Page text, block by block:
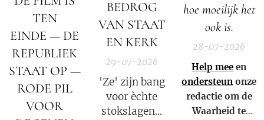
TEN
EINDE — DE
REPUBLIEK
STAAT OP —
RODE PIL
VOOR
BEDROG
VAN STAAT
EN KERK
29-07-2026
'Ze' zijn bang
voor èchte
stokslagen...
hoe moeilijk het
ook is.
28-07-2026
Help mee en
ondersteun onze
redactie om de
Waarheid te